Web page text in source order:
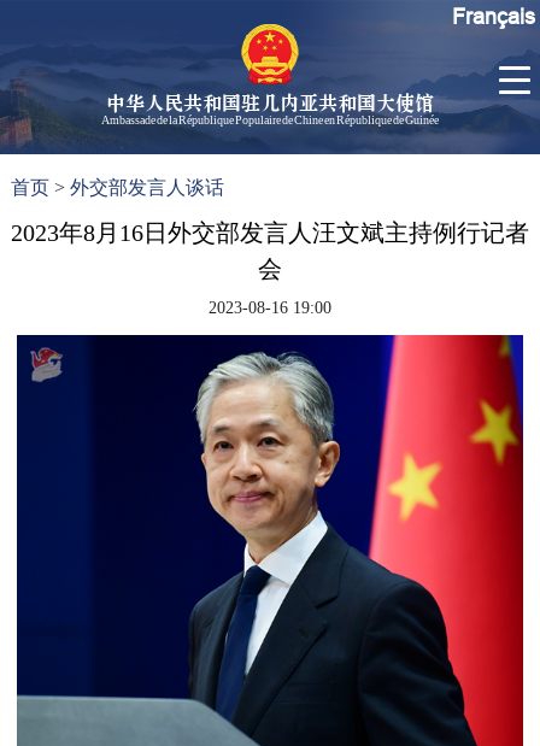
中华人民共和国驻几内亚共和国大使馆
Ambassade de la République Populaire de Chine en République de Guinée
大使信
孙勇大
使简历
中国历
任驻几
内亚大
使馆信
几
Français
首页 >外交部发言人谈话
2023年8月16日外交部发言人汪文斌主持例行记者
会
2023-08-16 19:00